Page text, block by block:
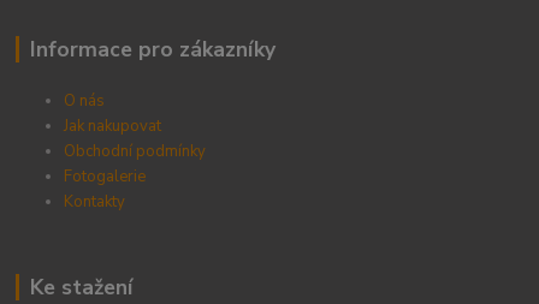
Informace pro zákazníky
O nás
Jak nakupovat
Obchodní podmínky
Fotogalerie
Kontakty
Ke stažení